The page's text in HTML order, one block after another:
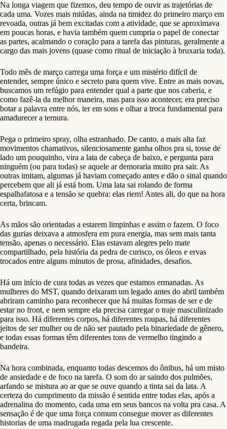
Na longa viagem que fizemos, deu tempo de ouvir as trajetórias de
cada uma. Vozes mais miúdas, ainda na timidez do primeiro março em
revoada, outras já bem excitadas com a atividade, que se aproximava
em poucas horas, e havia também quem cumpria o papel de conectar
as partes, acalmando o coração para a tarefa das pinturas, geralmente a
cargo das mais jovens (quase como ritual de iniciação à bruxaria toda).
Todo mês de março carrega uma força e um mistério difícil de
entender, sempre único e secreto para quem vive. Entre as mais novas,
buscamos um refúgio para entender qual a parte que nos caberia, e
como fazê-la da melhor maneira, mas para isso acontecer, era preciso
botar a palavra entre nós, ter em sons e olhar a troca fundamental para
amadurecer a ternura.
Pega o primeiro spray, olha estranhado. De canto, a mais alta faz
movimentos chamativos, silenciosamente ganha olhos pra si, tosse de
lado um pouquinho, vira a lata de cabeça de baixo, e pergunta para
ninguém (ou para todas) se aquele ar demoraria muito pra sair. As
outras imitam, algumas já haviam começado antes e dão o sinal quando
percebem que ali já está bom. Uma lata sai rolando de forma
espalhafatosa e a tensão se quebra: elas riem! Antes ali, do que na hora
certa, brincam.
As mãos são orientadas a estarem limpinhas e assim o fazem. O foco
das gurias deixava a atmosfera em pura energia, mas sem mais tanta
tensão, apenas o necessário. Elas estavam alegres pelo mate
compartilhado, pela história da pedra de curisco, os óleos e ervas
trocados entre alguns minutos de prosa, afinidades, desafios.
Há um início de cura todas as vezes que estamos ermanadas. As
mulheres do MST, quando deixaram um legado antes do abril também
abriram caminho para reconhecer que há muitas formas de ser e de
estar no front, e nem sempre ela precisa carregar o traje masculinizado
para isso. Há diferentes corpos, há diferentes roupas, há diferentes
jeitos de ser mulher ou de não ser pautado pela binariedade de gênero,
e todas essas formas têm diferentes tons de vermelho tingindo a
bandeira.
Na hora combinada, enquanto todas descemos do ônibus, há um misto
de ansiedade e de foco na tarefa. O som do ar saindo dos pulmões,
arfando se mistura ao ar que se ouve quando a tinta sai da lata. A
certeza do cumprimento da missão é sentida entre todas elas, após a
adrenalina do momento, cada uma em seus bancos na volta pra casa. A
sensação é de que uma força comum consegue mover as diferentes
historias de uma madrugada regada pela lua crescente.